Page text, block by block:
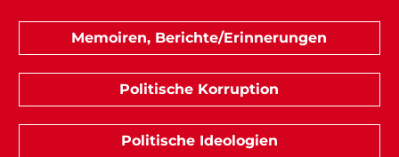
Memoiren, Berichte/Erinnerungen
Politische Korruption
Politische Ideologien